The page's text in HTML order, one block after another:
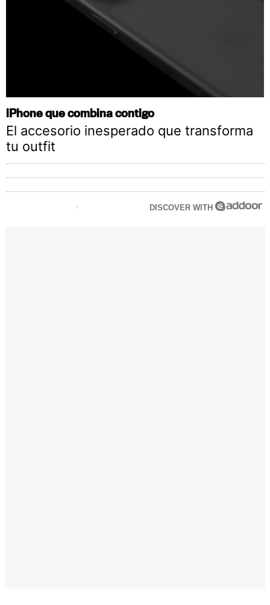
iPhone que combina contigo
El accesorio inesperado que transforma
tu outfit
DISCOVER WITH